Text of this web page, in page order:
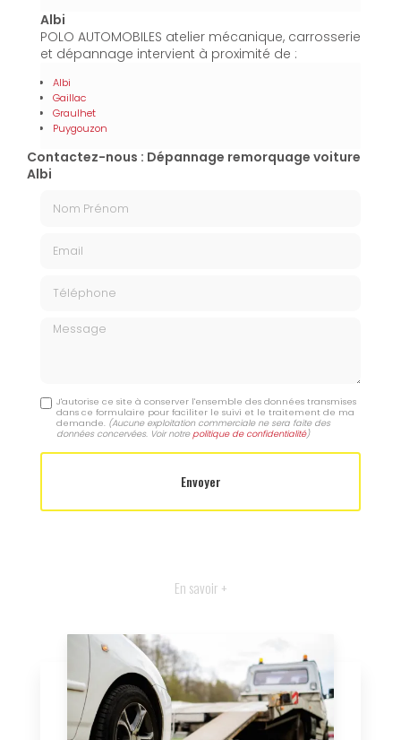
Albi
POLO AUTOMOBILES atelier mécanique, carrosserie
et dépannage intervient à proximité de :
Albi
Gaillac
Graulhet
Puygouzon
Contactez-nous : Dépannage remorquage voiture
Albi
Message
J'autorise ce site à conserver l'ensemble des données transmises
dans ce formulaire pour faciliter le suivi et le traitement de ma
demande. (Aucune exploitation commerciale ne sera faite des
données concervées. Voir notrepolitique de confidentialité)
En savoir +